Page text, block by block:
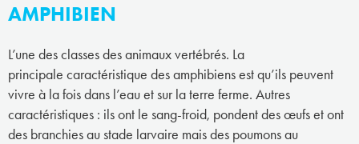
AMPHIBIEN
L’une des classes des animaux vertébrés. La
principale caractéristique des amphibiens est qu’ils peuvent
vivre à la fois dans l’eau et sur la terre ferme. Autres
caractéristiques : ils ont le sang-froid, pondent des œufs et ont
des branchies au stade larvaire mais des poumons au